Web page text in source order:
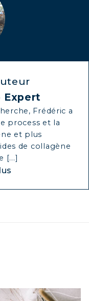
Expert
Frédéric a
process et la
et plus
de collagène
[...]